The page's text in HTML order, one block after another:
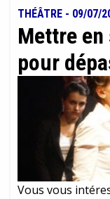
THÉÂTRE - 09/07/
Mettre
pour
Vous vous